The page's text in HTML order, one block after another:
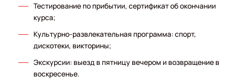
Тестирование по прибытии, сертификат об окончании
курса;
Культурно-развлекательная программа: спорт,
дискотеки, викторины;
Экскурсии: выезд в пятницу вечером и возвращение в
воскресенье.